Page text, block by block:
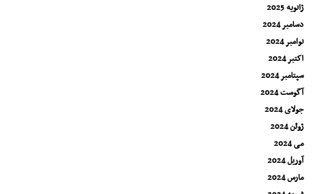
ژانویه 2025
دسامبر 2024
نوامبر 2024
اکتبر 2024
سپتامبر 2024
آگوست 2024
جولای 2024
ژوئن 2024
می 2024
آوریل 2024
مارس 2024